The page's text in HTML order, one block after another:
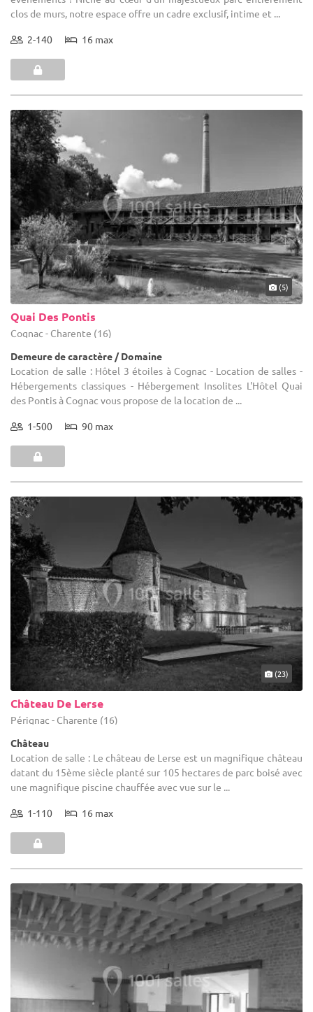
clos de murs, notre espace offre un cadre exclusif, intime et ...
2-140 16 max
(5)
Quai Des Pontis
Cognac - Charente (16)
Demeure de caractère / Domaine
Location de salle : Hôtel 3 étoiles à Cognac - Location de salles -
Hébergements classiques - Hébergement Insolites L'Hôtel Quai
des Pontis à Cognac vous propose de la location de ...
1-500 90 max
(23)
Château De Lerse
Pérignac - Charente (16)
Château
Location de salle : Le château de Lerse est un magnifique château
datant du 15ème siècle planté sur 105 hectares de parc boisé avec
une magnifique piscine chauffée avec vue sur le ...
1-110 16 max